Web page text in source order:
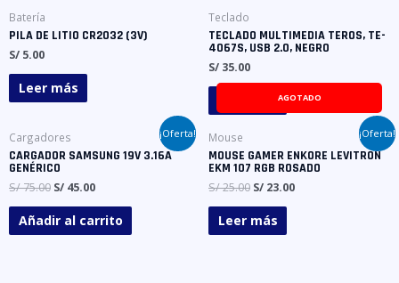
Batería
PILA DE LITIO CR2032 (3V)
S/ 5.00
Leer más
Teclado
TECLADO MULTIMEDIA TEROS, TE-
4067S, USB 2.0, NEGRO
S/ 35.00
¡Oferta!
Cargadores
CARGADOR SAMSUNG 19V 3.16A
GENÉRICO
S/75.00 S/ 45.00
Añadir al carrito
¡Oferta!
AGOTADO
Mouse
MOUSE GAMER ENKORE LEVITRON
EKM 107 RGB ROSADO
S/25.00 S/ 23.00
Leer más